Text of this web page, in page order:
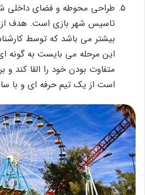
طراحی محوطه و فضای داخلی
تاسیس شهر بازی است. هدف
بیشتر می باشد که توسط
این مرحله می بایست به
متفاوت بودن خود را القا کند و
است از یک تیم حرفه ای و با